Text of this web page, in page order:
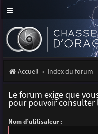
Accueil Index du forum
Le forum exige que
pour pouvoir consulter
Nom d’utilisateur :